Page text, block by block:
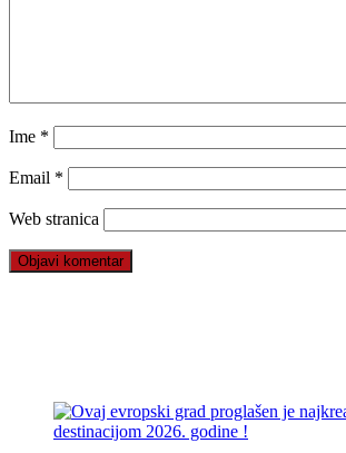
Ime *
Email *
Web stranica